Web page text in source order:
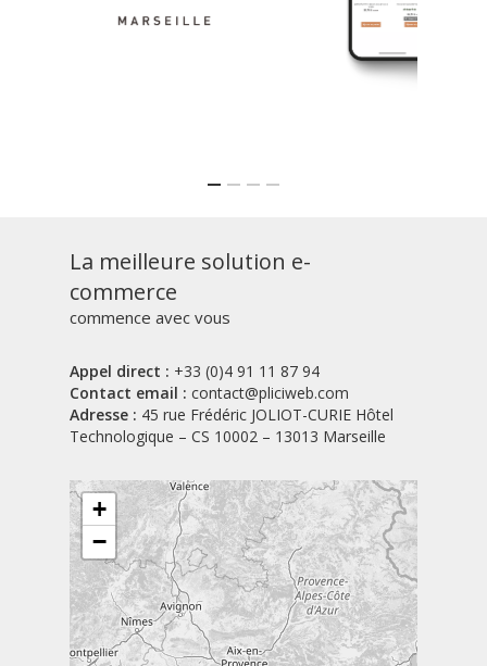
La meilleure solution e-
commerce
commence avec vous
Appel direct : +33 (0)4 91 11 87 94
Contact email : contact@pliciweb.com
Adresse : 45 rue Frédéric JOLIOT-CURIE Hôtel
Technologique – CS 10002 – 13013 Marseille
+
−